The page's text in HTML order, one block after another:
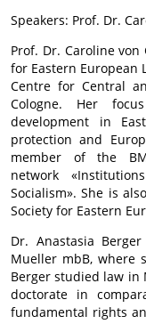
Speakers: Prof. Dr.
Prof. Dr. Caroline
for Eastern European
Centre for Central
Cologne. Her
development in
protection and
member of the
network
Socialism». She is
Society for Eastern
Dr. Anastasia
Mueller mbB, where
Berger studied law in
doctorate in
fundamental rights